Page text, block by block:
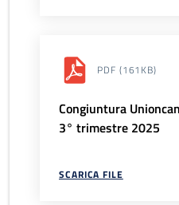
PDF (161KB)
Congiuntura
3° trimestre 2025
SCARICA FILE